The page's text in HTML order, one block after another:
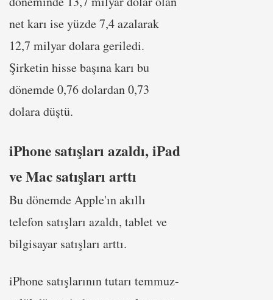
net karı ise yüzde 7,4 azalarak
12,7 milyar dolara geriledi.
Şirketin hisse başına karı bu
dönemde 0,76 dolardan 0,73
dolara düştü.
iPhone satışları azaldı, iPad
ve Mac satışları arttı
Bu dönemde Apple'ın akıllı
telefon satışları azaldı, tablet ve
bilgisayar satışları arttı.
iPhone satışlarının tutarı temmuz-